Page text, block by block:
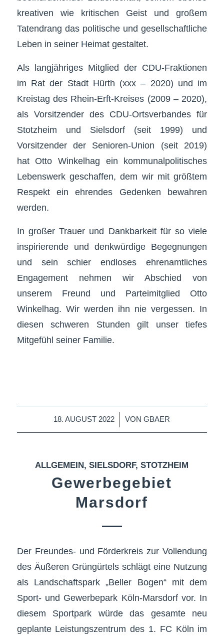
kreativen wie kritischen Geist und großem
Tatendrang das politische und gesellschaftliche
Leben in seiner Heimat gestaltet.
Als langjähriges Mitglied der CDU-Fraktionen
im Rat der Stadt Hürth (xxx – 2020) und im
Kreistag des Rhein-Erft-Kreises (2009 – 2020),
als Vorsitzender des CDU-Ortsverbandes für
Stotzheim und Sielsdorf (seit 1999) und
Vorsitzender der Senioren-Union (seit 2019)
hat Otto Winkelhag ein kommunalpolitisches
Lebenswerk geschaffen, dem wir mit größtem
Respekt ein ehrendes Gedenken bewahren
werden.
In großer Trauer und Dankbarkeit für so viele
inspirierende und denkwürdige Begegnungen
und sein schier endloses ehrenamtliches
Engagement nehmen wir Abschied von
unserem Freund und Parteimitglied Otto
Winkelhag. Wir werden ihn nie vergessen. In
diesen schweren Stunden gilt unser tiefes
Mitgefühl seiner Familie.
18. AUGUST 2022
/ VONGBAER
ALLGEMEIN,SIELSDORF,STOTZHEIM
Gewerbegebiet
Marsdorf
Der Freundes- und Förderkreis zur Vollendung
des Äußeren Grüngürtels schlägt eine Nutzung
als Landschaftspark „Beller Bogen“ mit dem
Sport- und Gewerbepark Köln-Marsdorf vor. In
diesem Sportpark würde das gesamte neu
geplante Leistungszentrum des 1. FC Köln im